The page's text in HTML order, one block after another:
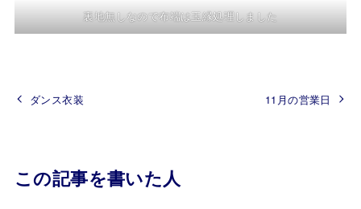
裏地無しなので布端は玉縁処理しました
ダンス衣装 11月の営業日
この記事を書いた人